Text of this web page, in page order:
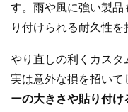
す。雨や風に強い製
り付けられる耐久性を
やり直しの利くカスタ
実は意外な損を招いて
ーの大きさや貼り付け